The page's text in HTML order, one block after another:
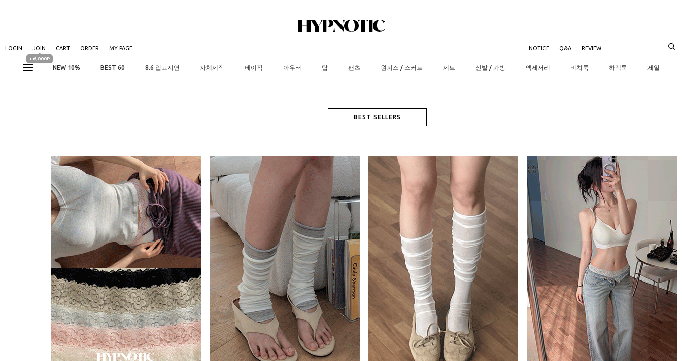
LOGIN JOIN
+ 6,000P
CART ORDER MY PAGE NOTICE Q&A REVIEW
NEW 10% BEST 60 8.6 입고지연 자체제작 베이직 아우터 탑 팬츠 원피스 / 스커트 세트 신발 / 가방 액세서리 비치룩 하객룩 세일
BEST SELLERS